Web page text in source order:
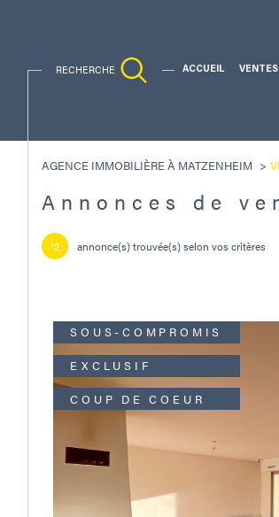
ACCUEIL VENTES
Ventes Traditionnelles
RECHERCHE
Acheter
AGENCE IMMOBILIÈRE À MATZENHEIM
Annonces de
12 annonce(s) trouvée(s) selon vos critères
SOUS-COMPROMIS
EXCLUSIF
COUP DE COEUR